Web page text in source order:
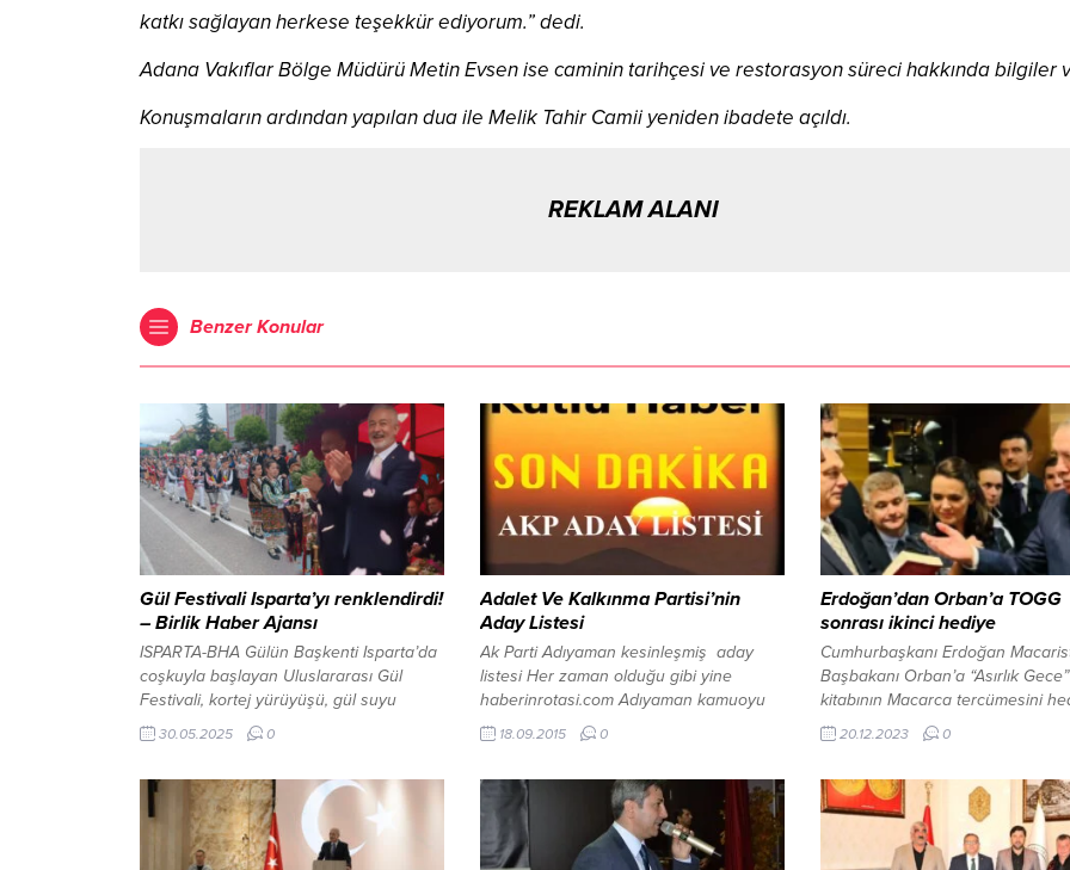
katkı sağlayan herkese teşekkür ediyorum.” dedi.
Adana Vakıflar Bölge Müdürü Metin Evsen ise caminin tarihçesi ve restorasyon süreci hakkında bilgiler
Konuşmaların ardından yapılan dua ile Melik Tahir Camii yeniden ibadete açıldı.
REKLAM ALANI
Benzer Konular
Gül Festivali Isparta’yı renklendirdi!
– Birlik Haber Ajansı
ISPARTA-BHA Gülün Başkenti Isparta’da
coşkuyla başlayan Uluslararası Gül
Festivali, kortej yürüyüşü, gül suyu
seremonileri ve kültürel etkinliklerle şehri
adeta gül bahçesine çevirdi. Gül diyarı
kez daha mis gibi gül kokusuna
büründü. 30 Mayıs – 1 Haziran tarihleri
arasında gerçekleşecek festival, bu
30.05.2025 0
Adalet Ve Kalkınma Partisi’nin
Aday Listesi
Ak Parti Adıyaman kesinleşmiş aday
listesi Her zaman olduğu gibi yine
haberinrotasi.com Adıyaman kamuoyu
ile paylaşıyor. Ak Parti`nin 1 Kasım 2015
Milletvekilliği Genel Seçimlerine girecek
şekilde ; 1- Ahmet Aydın 2-Adnan
Boynukara 3-İbrahim Halil Fırat 4-Salih
Fırat 5- Yakup Taş
18.09.2015 0
Erdoğan’dan Orban’a TOGG
sonrası ikinci hediye
Cumhurbaşkanı Erdoğan
Başbakanı Orban’a “Asırlık Gece”
kitabının Macarca tercümesini
etti. 20 Aralık 2023, 10:29
Erdoğan’dan Orban’a TOGG
Tayyip Erdoğan Macar Başbakanı
Victor’a sadece yerli otomobil
hediye etmedi. Erdoğan’ın Macar
20.12.2023 0